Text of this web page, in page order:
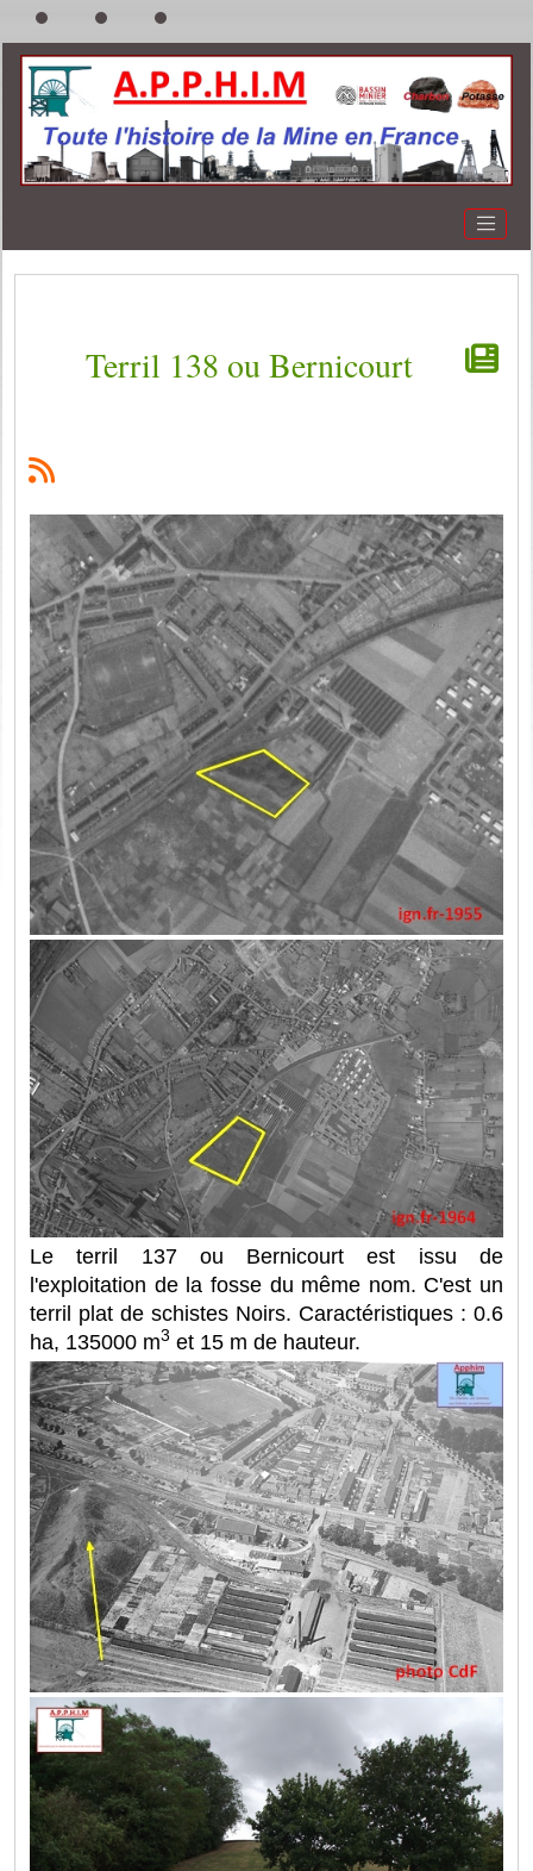
Terril 138 ou Bernicourt
Le terril 137 ou Bernicourt est issu de
l'exploitation de la fosse du même nom. C'est un
terril plat de schistes Noirs. Caractéristiques : 0.6
ha, 135000 m3 et 15 m de hauteur.